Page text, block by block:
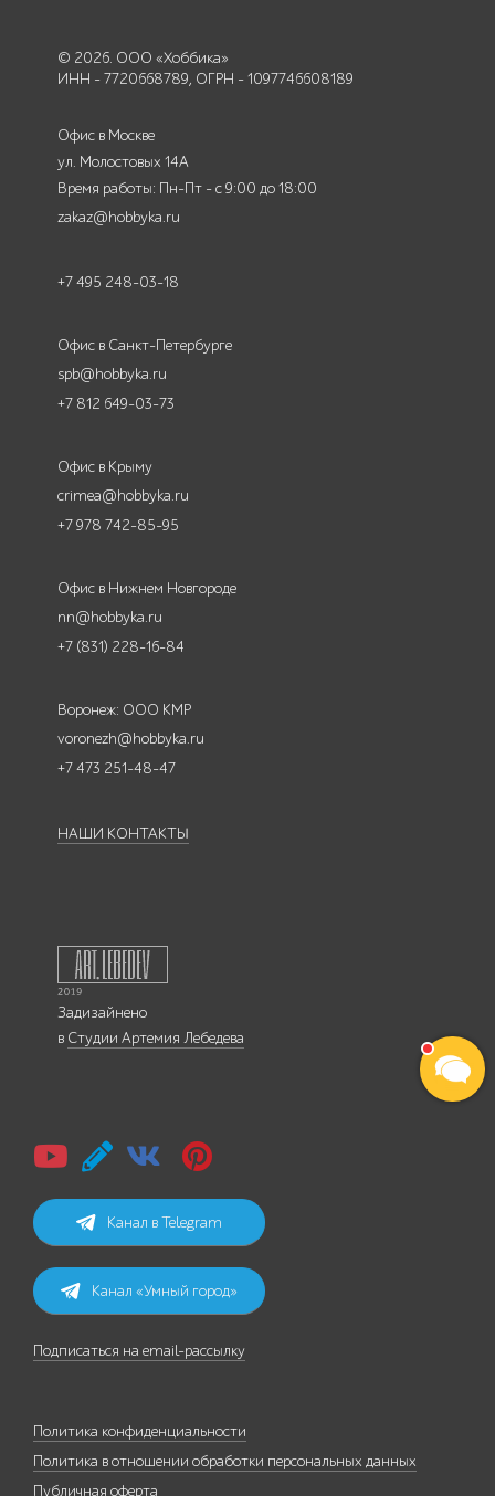
© 2026. ООО «Хоббика»
ИНН - 7720668789, ОГРН - 1097746608189
Офис в Москве
ул. Молостовых 14А
Время работы: Пн-Пт - с 9:00 до 18:00
zakaz@hobbyka.ru
+7 495 248-03-18
Офис в Санкт-Петербурге
spb@hobbyka.ru
+7 812 649-03-73
Офис в Крыму
crimea@hobbyka.ru
+7 978 742-85-95
Офис в Нижнем Новгороде
nn@hobbyka.ru
+7 (831) 228-16-84
Воронеж: ООО КМР
voronezh@hobbyka.ru
+7 473 251-48-47
НАШИ КОНТАКТЫ
Задизайнено
в Студии Артемия Лебедева
Канал в Telegram
Канал «Умный город»
Подписаться на email-рассылку
Политика конфиденциальности
Политика в отношении обработки персональных данных
Публичная оферта